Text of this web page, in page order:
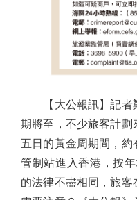
【大公報訊】記者
期將至，不少旅客計劃
五日的黃金周期間，約
管制站進入香港，按
的法律不盡相同，旅